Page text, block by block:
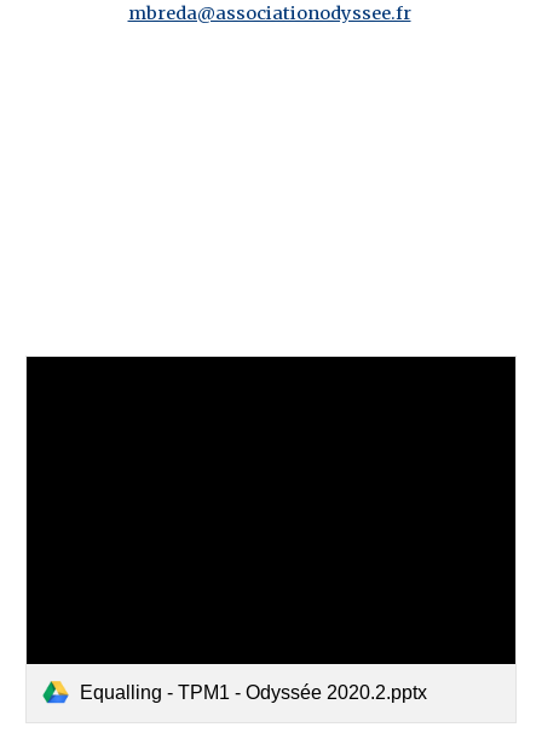
mbreda@associationodyssee.fr
Equalling - TPM1 - Odyssée 2020.2.pptx